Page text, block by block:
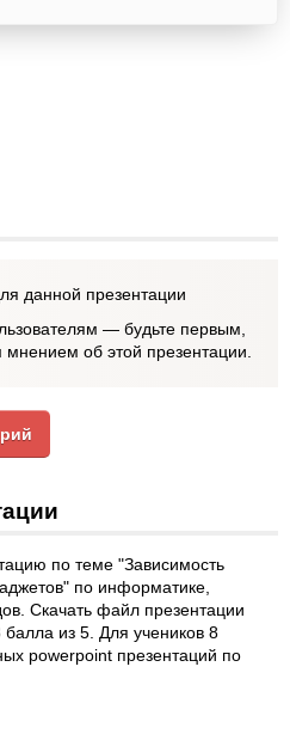
данной презентации
— будьте первым,
мнением об этой презентации.
по теме "Зависимость
по информатике,
Скачать файл презентации
из 5. Для учеников 8
powerpoint презентаций по